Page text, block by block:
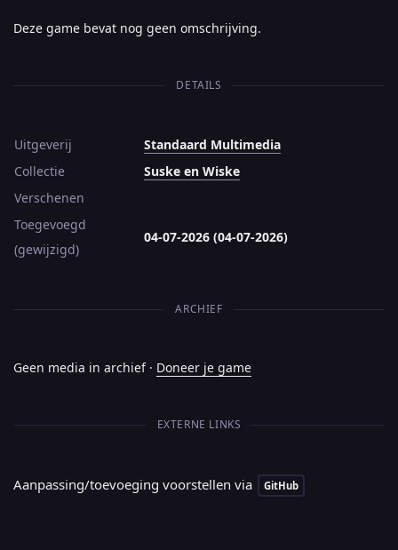
Deze game bevat nog geen omschrijving.
DETAILS
Uitgeverij
Standaard Multimedia
Collectie
Suske en Wiske
Verschenen
Toegevoegd
(gewijzigd)
04-07-2026 (04-07-2026)
ARCHIEF
Geen media in archief · Doneer je game
EXTERNE LINKS
Aanpassing/toevoeging voorstellen via GitHub